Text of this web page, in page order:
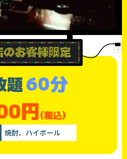
題60分
円(税込)
焼酎、ハイボール